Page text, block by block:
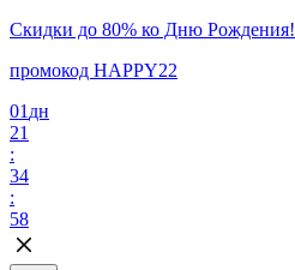
Скидки до 80% ко Дню Рождения!
промокод HAPPY22
01 дн
21
:
34
:
58